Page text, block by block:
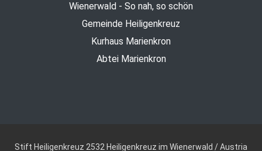
Wienerwald - So nah, so schön
Gemeinde Heiligenkreuz
Kurhaus Marienkron
Abtei Marienkron
Stift Heiligenkreuz 2532 Heiligenkreuz im Wienerwald / Austria